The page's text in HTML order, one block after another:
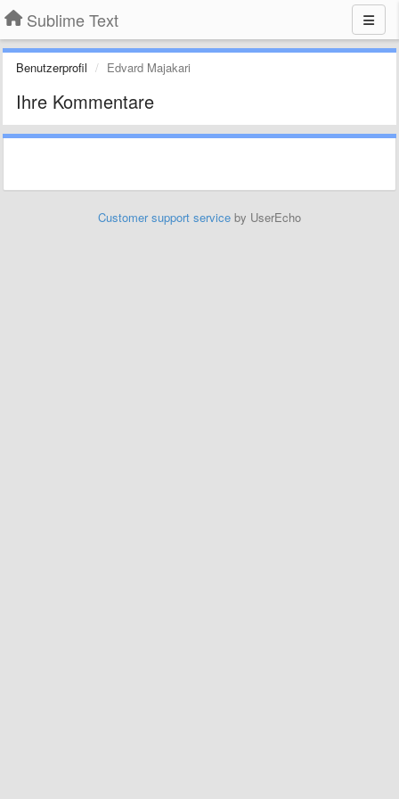
Sublime Text
Benutzerprofil Edvard Majakari
Ihre Kommentare
Customer support service by UserEcho